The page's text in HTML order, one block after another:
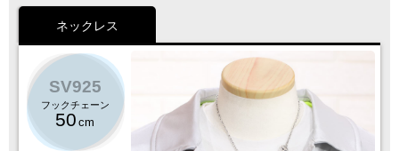
ネックレス
SV925
フックチェーン
50 cm